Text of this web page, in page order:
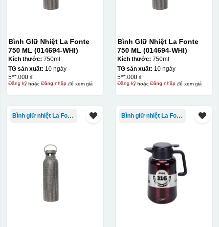
Bình GIữ Nhiệt La Fonte
750 ML (014694-WHI)
Kích thước: 750ml
TG sản xuất: 10 ngày
5**.000 ₫
Đăng kýhoặc Đăng nhậpđể xem giá
Bình GIữ Nhiệt La Fonte
750 ML (014694-WHI)
Kích thước: 750ml
TG sản xuất: 10 ngày
5**.000 ₫
Đăng kýhoặc Đăng nhậpđể xem giá
Bình giữ nhiệt La Fonte Bình giữ nhiệt La Fonte